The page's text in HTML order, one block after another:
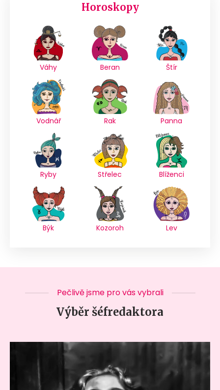
Horoskopy
Váhy Beran Štír
Vodnář Rak Panna
Ryby Střelec Blíženci
Býk Kozoroh Lev
Pečlivě jsme pro vás vybrali
Výběr šéfredaktora